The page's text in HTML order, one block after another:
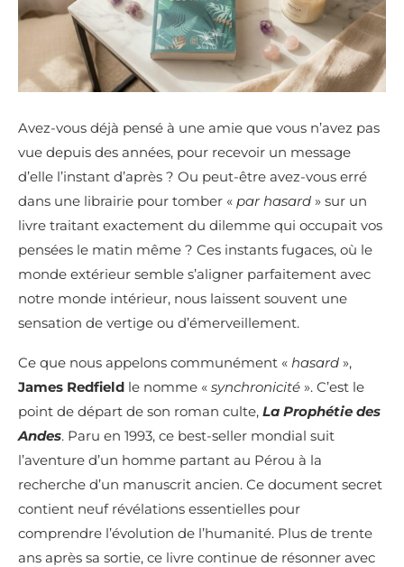
Avez-vous déjà pensé à une amie que vous n’avez pas
vue depuis des années, pour recevoir un message
d’elle l’instant d’après ? Ou peut-être avez-vous erré
dans une librairie pour tomber « par hasard » sur un
livre traitant exactement du dilemme qui occupait vos
pensées le matin même ? Ces instants fugaces, où le
monde extérieur semble s’aligner parfaitement avec
notre monde intérieur, nous laissent souvent une
sensation de vertige ou d’émerveillement.
Ce que nous appelons communément « hasard »,
James Redfield le nomme « synchronicité ». C’est le
point de départ de son roman culte, La Prophétie des
Andes. Paru en 1993, ce best-seller mondial suit
l’aventure d’un homme partant au Pérou à la
recherche d’un manuscrit ancien. Ce document secret
contient neuf révélations essentielles pour
comprendre l’évolution de l’humanité. Plus de trente
ans après sa sortie, ce livre continue de résonner avec